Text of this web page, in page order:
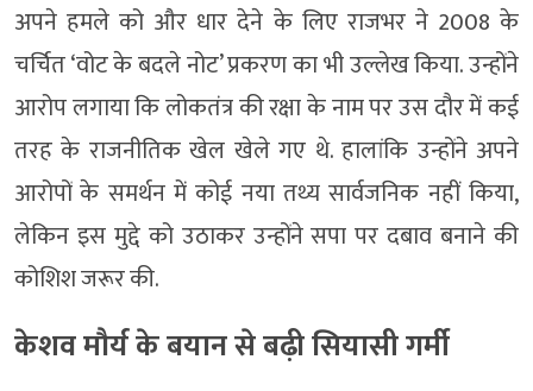
अपने हमले को और धार देने के लिए राजभर ने 2008 के
चर्चित ‘वोट के बदले नोट’ प्रकरण का भी उल्लेख किया. उन्होंने
आरोप लगाया कि लोकतंत्र की रक्षा के नाम पर उस दौर में कई
तरह के राजनीतिक खेल खेले गए थे. हालांकि उन्होंने अपने
आरोपों के समर्थन में कोई नया तथ्य सार्वजनिक नहीं किया,
लेकिन इस मुद्दे को उठाकर उन्होंने सपा पर दबाव बनाने की
कोशिश जरूर की.
केशव मौर्य के बयान से बढ़ी सियासी गर्मी